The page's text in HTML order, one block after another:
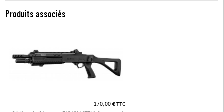
Produits associés
170, 00 € TTC